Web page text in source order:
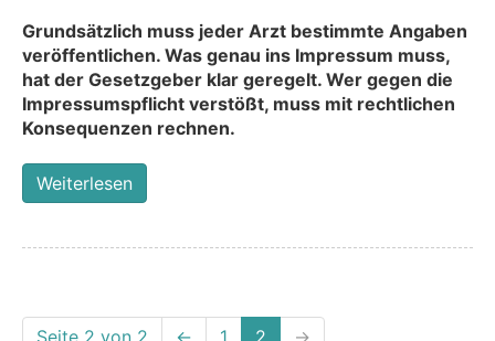
Grundsätzlich muss jeder Arzt bestimmte Angaben
veröffentlichen. Was genau ins Impressum muss,
hat der Gesetzgeber klar geregelt. Wer gegen die
Impressumspflicht verstößt, muss mit rechtlichen
Konsequenzen rechnen.
Weiterlesen
Seite 2 von 2 ← 1 2 →